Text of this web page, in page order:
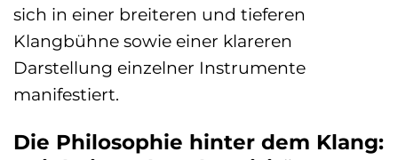
sich in einer breiteren und tieferen
Klangbühne sowie einer klareren
Darstellung einzelner Instrumente
manifestiert.
Die Philosophie hinter dem Klang: